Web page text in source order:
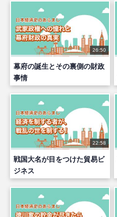
26:50
幕府の誕生とその裏側の財政
事情
22:58
戦国大名が目をつけた貿易ビ
ジネス